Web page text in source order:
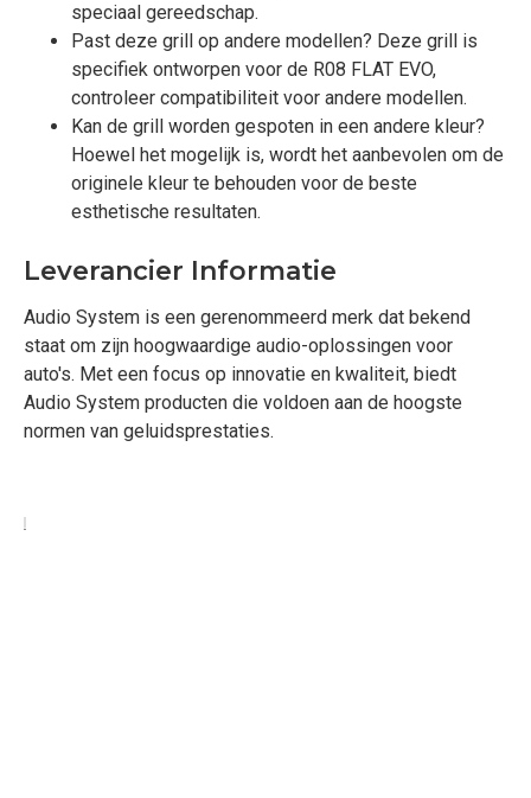
speciaal gereedschap.
Past deze grill op andere modellen? Deze grill is
specifiek ontworpen voor de R08 FLAT EVO,
controleer compatibiliteit voor andere modellen.
Kan de grill worden gespoten in een andere kleur?
Hoewel het mogelijk is, wordt het aanbevolen om de
originele kleur te behouden voor de beste
esthetische resultaten.
Leverancier Informatie
Audio System is een gerenommeerd merk dat bekend
staat om zijn hoogwaardige audio-oplossingen voor
auto's. Met een focus op innovatie en kwaliteit, biedt
Audio System producten die voldoen aan de hoogste
normen van geluidsprestaties.